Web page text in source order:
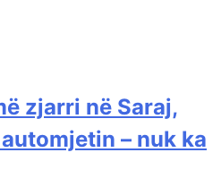
zjarri në Saraj,
– nuk ka